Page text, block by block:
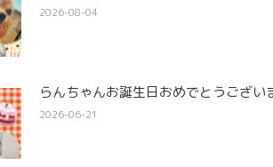
2026-08-04
らんちゃんお誕生日おめでとうござい
2026-06-21